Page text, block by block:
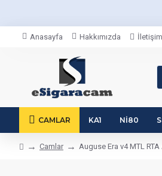
Anasayfa Hakkımızda İletişim
CAMLAR KA1 NI80
Camlar Auguse Era v4 MTL